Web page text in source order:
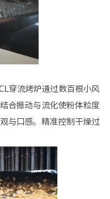
穿流烤炉通过数百根小风
合振动与流化使粉体粒度
与口感。精准控制干燥过